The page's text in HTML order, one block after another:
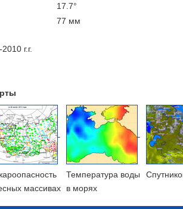
17.7°
77 мм
г.г.
массивах
Температура воды
в морях